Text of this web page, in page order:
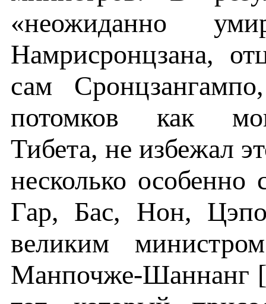
«неожиданно
Намрисронцзана,
сам
потомков как
Тибета, не избежал
несколько
Гар, Бас, Нон,
великим
Манпочже-Шаннанг